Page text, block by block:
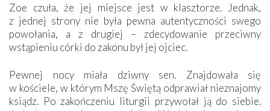
Zoe czuła, że jej miejsce jest w klasztorze. Jednak,
z jednej strony nie była pewna autentyczności swego
powołania, a z drugiej – zdecydowanie przeciwny
wstąpieniu córki do zakonu był jej ojciec.
Pewnej nocy miała dziwny sen. Znajdowała się
w kościele, w którym Mszę Świętą odprawiał nieznajomy
ksiądz. Po zakończeniu liturgii przywołał ją do siebie.